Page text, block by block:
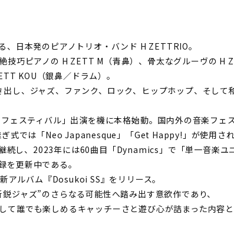
、日本発のピアノトリオ・バンド H ZETTRIO。
技巧ピアノの H ZETT M（青鼻）、骨太なグルーヴの H
KOU（銀鼻／ドラム）。
し、ジャズ、ファンク、ロック、ヒップホップ、そし
ェスティバル」出演を機に本格始動。国内外の音楽フェ
式では「Neo Japanesque」「Get Happy!」が使用され
続し、2023年には60曲目「Dynamics」で「単一音楽ユ
を更新中である。
アルバム『Dosukoi SS』をリリース。
ジャズ”のさらなる可能性へ踏み出す意欲作であり、
誰でも楽しめるキャッチーさと遊び心が詰まった内容と